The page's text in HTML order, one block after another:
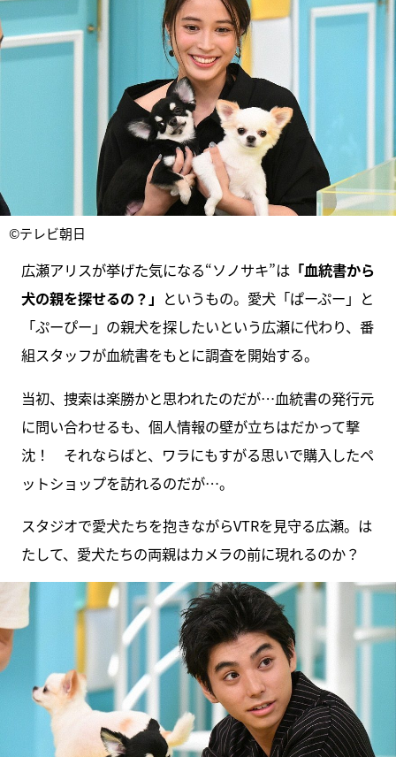
©テレビ朝日
広瀬アリスが挙げた気になる“ソノサキ”は「血統書から
犬の親を探せるの？」 というもの。愛犬「ぱーぷー」と
「ぷーぴー」の親犬を探したいという広瀬に代わり、番
組スタッフが血統書をもとに調査を開始する。
当初、捜索は楽勝かと思われたのだが…血統書の発行元
に問い合わせるも、個人情報の壁が立ちはだかって撃
沈！ それならばと、ワラにもすがる思いで購入したペ
ットショップを訪れるのだが…。
スタジオで愛犬たちを抱きながらVTRを見守る広瀬。は
たして、愛犬たちの両親はカメラの前に現れるのか？